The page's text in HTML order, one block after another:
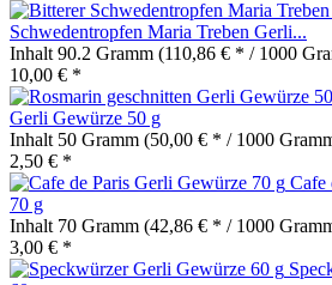
Schwedentropfen Maria Treben Gerli...
Inhalt 90.2 Gramm (110,86 € * / 1000
10,00 € *
Gerli Gewürze 50 g
Inhalt 50 Gramm (50,00 € * / 1000
2,50 € *
Cafe
70 g
Inhalt 70 Gramm (42,86 € * / 1000
3,00 € *